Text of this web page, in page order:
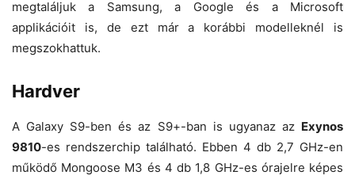
megtaláljuk a Samsung, a Google és a Microsoft
applikációit is, de ezt már a korábbi modelleknél is
megszokhattuk.
Hardver
A Galaxy S9-ben és az S9+-ban is ugyanaz az Exynos
9810-es rendszerchip található. Ebben 4 db 2,7 GHz-en
működő Mongoose M3 és 4 db 1,8 GHz-es órajelre képes